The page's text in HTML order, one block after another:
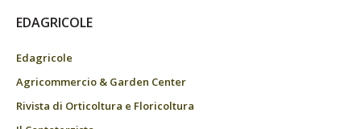
EDAGRICOLE
Edagricole
Agricommercio & Garden Center
Rivista di Orticoltura e Floricoltura